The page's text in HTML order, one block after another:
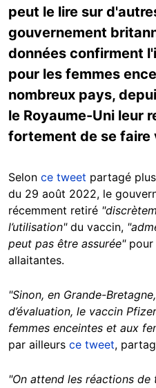
peut le lire sur
gouvernement
données confirment
pour les femmes
nombreux pays,
le Royaume-Uni leur
fortement de se faire
Selon ce tweet partagé
du 29 août 2022, le
récemment retiré
l’utilisation"du vaccin,
peut pas être assurée"pour
allaitantes.
"Sinon, en Grande-
d’évaluation, le vaccin
femmes enceintes et aux
par ailleurs ce tweet,
"On attend les réactions de